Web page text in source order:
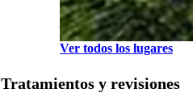
Ver todos los lugares
Tratamientos y revisiones